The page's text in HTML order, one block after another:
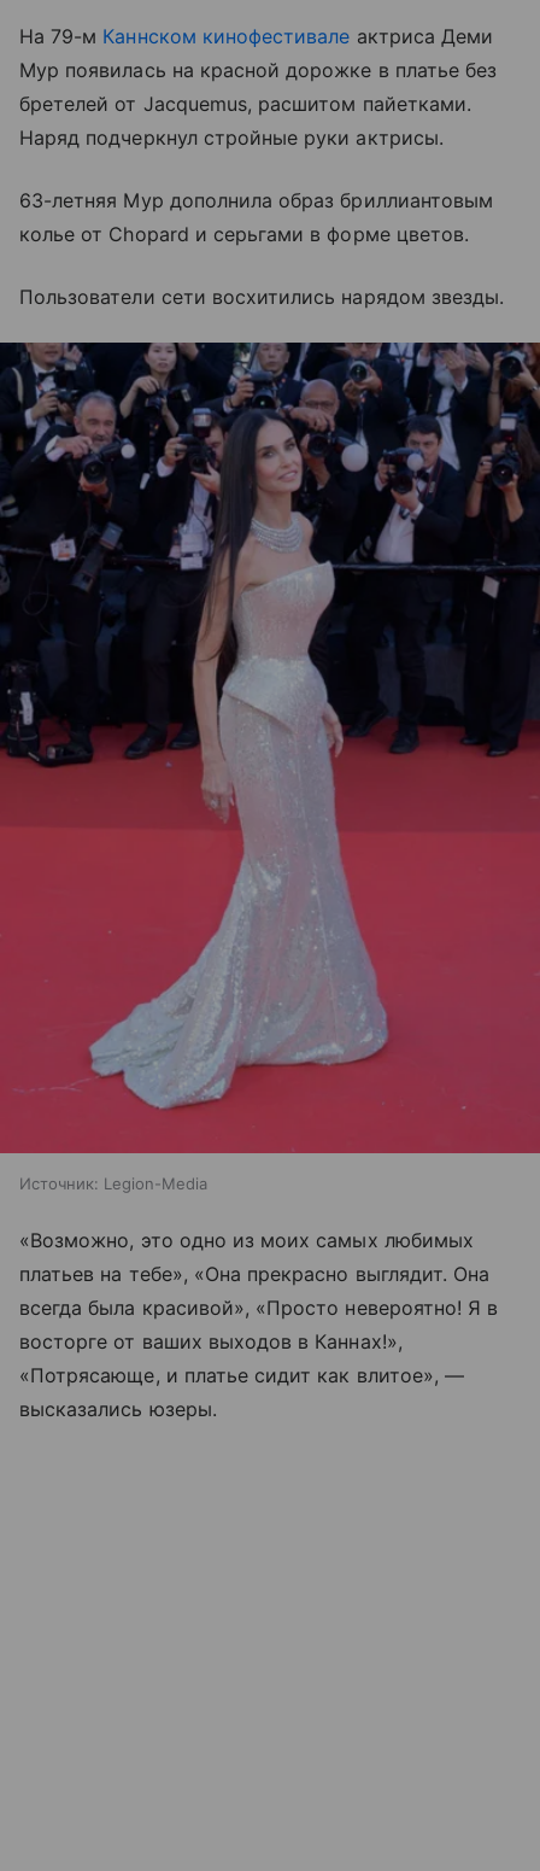
На 79-м Каннском кинофестивале актриса Деми
Мур появилась на красной дорожке в платье без
бретелей от Jacquemus, расшитом пайетками.
Наряд подчеркнул стройные руки актрисы.
63-летняя Мур дополнила образ бриллиантовым
колье от Chopard и серьгами в форме цветов.
Пользователи сети восхитились нарядом звезды.
Источник: Legion-Media
«Возможно, это одно из моих самых любимых
платьев на тебе», «Она прекрасно выглядит. Она
всегда была красивой», «Просто невероятно! Я в
восторге от ваших выходов в Каннах!»,
«Потрясающе, и платье сидит как влитое», —
высказались юзеры.